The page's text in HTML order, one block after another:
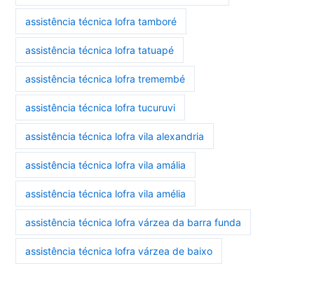
assistência técnica lofra tamboré
assistência técnica lofra tatuapé
assistência técnica lofra tremembé
assistência técnica lofra tucuruvi
assistência técnica lofra vila alexandria
assistência técnica lofra vila amália
assistência técnica lofra vila amélia
assistência técnica lofra várzea da barra funda
assistência técnica lofra várzea de baixo